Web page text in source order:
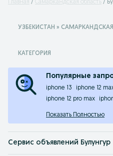
Главная Самаркандская область
УЗБЕКИСТАН »
КАТЕГОРИЯ
Популярные
iphone 13 iphone 12
iphone 12 pro max
Показать Полностью
Сервис объявлений Булунгур